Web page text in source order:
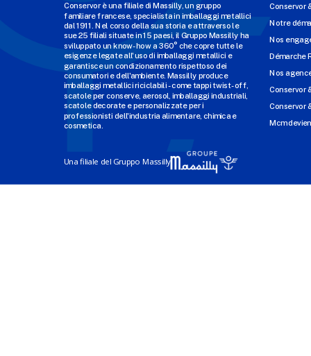
Conservor è una filiale di Massilly, un gruppo
familiare francese, specialista in imballaggi metallici
dal 1911. Nel corso della sua storia e attraverso le
sue 25 filiali situate in 15 paesi, il Gruppo Massilly ha
sviluppato un know-how a 360° che copre tutte le
esigenze legate all'uso di imballaggi metallici e
garantisce un condizionamento rispettoso dei
consumatori e dell'ambiente. Massilly produce
imballaggi metallici riciclabili - come tappi twist-off,
scatole per conserve, aerosol, imballaggi industriali,
scatole decorate e personalizzate per i
professionisti dell'industria alimentare, chimica e
cosmetica.
Conservor
Notre
Nos
Démarche
Nos
Conservor
Conservor
Mcm
Una filiale del Gruppo Massilly